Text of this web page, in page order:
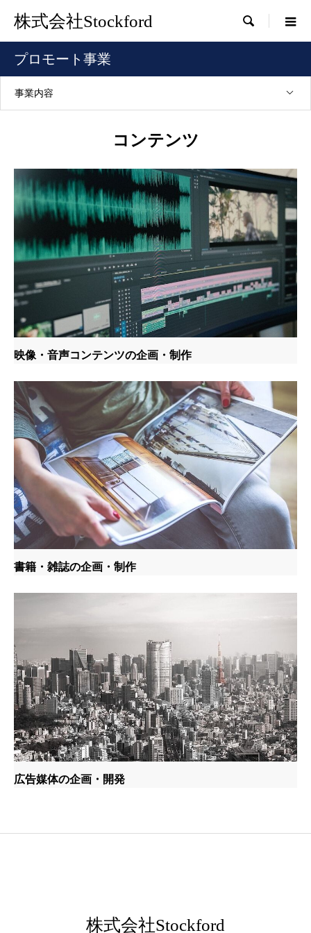
株式会社Stockford 
プロモート事業
事業内容
コンテンツ
映像・音声コンテンツの企画・制作
書籍・雑誌の企画・制作
広告媒体の企画・開発
株式会社Stockford